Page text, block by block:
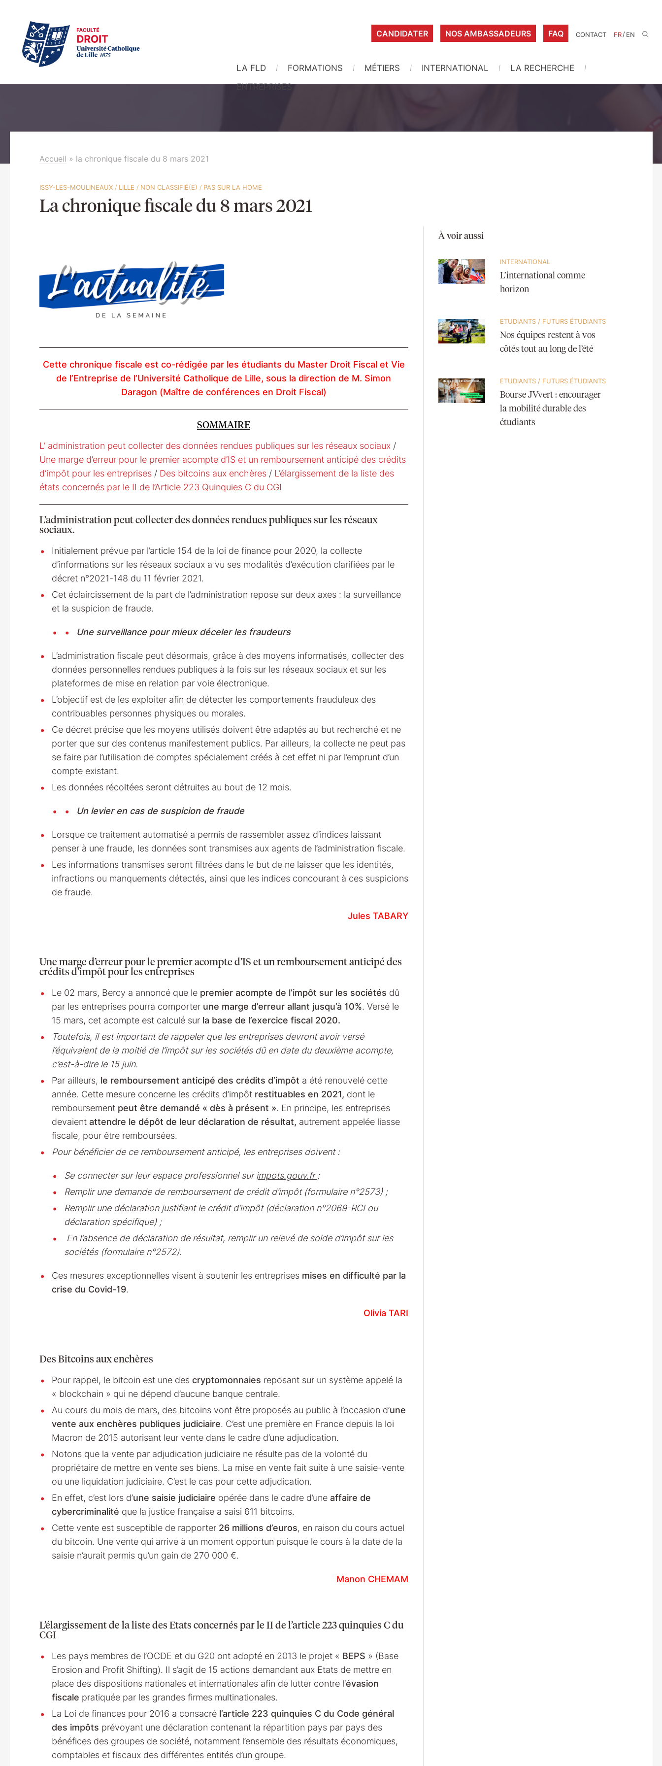
CANDIDATER NOS AMBASSADEURS FAQ CONTACT FR/EN
LA FLD FORMATIONS MÉTIERS INTERNATIONAL
LA RECHERCHE
ENTREPRISES
Accueil » la chronique fiscale du 8 mars 2021
ISSY-LES-MOULINEAUX/ LILLE / NON CLASSIFIÉ(E) / PAS SUR LA HOME
La chronique fiscale du 8 mars 2021
Cette chronique fiscale est co-rédigée par les étudiants du Master Droit Fiscal et Vie
de l’Entreprise de l’Université Catholique de Lille, sous la direction de M. Simon
Daragon (Maître de conférences en Droit Fiscal)
SOMMAIRE
L’ administration peut collecter des données rendues publiques sur les réseaux sociaux/
Une marge d’erreur pour le premier acompte d’IS et un remboursement anticipé des crédits
d’impôt pour les entreprises/ Des bitcoins aux enchères/ L’élargissement de la liste des
états concernés par le II de l’Article 223 Quinquies C du CGI
L’administration peut collecter des données rendues publiques sur les réseaux
sociaux.
Initialement prévue par l’article 154 de la loi de finance pour 2020, la collecte
d’informations sur les réseaux sociaux a vu ses modalités d’exécution clarifiées par le
décret n°2021-148 du 11 février 2021.
Cet éclaircissement de la part de l’administration repose sur deux axes : la surveillance
et la suspicion de fraude.
Une surveillance pour mieux déceler les fraudeurs
L’administration fiscale peut désormais, grâce à des moyens informatisés, collecter des
données personnelles rendues publiques à la fois sur les réseaux sociaux et sur les
plateformes de mise en relation par voie électronique.
L’objectif est de les exploiter afin de détecter les comportements frauduleux des
contribuables personnes physiques ou morales.
Ce décret précise que les moyens utilisés doivent être adaptés au but recherché et ne
porter que sur des contenus manifestement publics. Par ailleurs, la collecte ne peut pas
se faire par l’utilisation de comptes spécialement créés à cet effet ni par l’emprunt d’un
compte existant.
Les données récoltées seront détruites au bout de 12 mois.
Un levier en cas de suspicion de fraude
Lorsque ce traitement automatisé a permis de rassembler assez d’indices laissant
penser à une fraude, les données sont transmises aux agents de l’administration fiscale.
Les informations transmises seront filtrées dans le but de ne laisser que les identités,
infractions ou manquements détectés, ainsi que les indices concourant à ces suspicions
de fraude.
Jules TABARY
Une marge d’erreur pour le premier acompte d’IS et un remboursement anticipé des
crédits d’impôt pour les entreprises
Le 02 mars, Bercy a annoncé que le premier acompte de l’impôt sur les sociétés dû
par les entreprises pourra comporter une marge d’erreur allant jusqu’à 10%. Versé le
15 mars, cet acompte est calculé sur la base de l’exercice fiscal 2020.
Toutefois, il est important de rappeler que les entreprises devront avoir versé
l’équivalent de la moitié de l’impôt sur les sociétés dû en date du deuxième acompte,
c’est-à-dire le 15 juin.
Par ailleurs, le remboursement anticipé des crédits d’impôt a été renouvelé cette
année. Cette mesure concerne les crédits d’impôt restituables en 2021, dont le
remboursement peut être demandé « dès à présent ». En principe, les entreprises
devaient attendre le dépôt de leur déclaration de résultat, autrement appelée liasse
fiscale, pour être remboursées.
Pour bénéficier de ce remboursement anticipé, les entreprises doivent :
Se connecter sur leur espace professionnel sur impots.gouv.fr;
Remplir une demande de remboursement de crédit d’impôt (formulaire n°2573) ;
Remplir une déclaration justifiant le crédit d’impôt (déclaration n°2069-RCI ou
déclaration spécifique) ;
En l’absence de déclaration de résultat, remplir un relevé de solde d’impôt sur les
sociétés (formulaire n°2572).
Ces mesures exceptionnelles visent à soutenir les entreprises mises en difficulté par la
crise du Covid-19.
Olivia TARI
Des Bitcoins aux enchères
Pour rappel, le bitcoin est une descryptomonnaies reposant sur un système appelé la
« blockchain » qui ne dépend d’aucune banque centrale.
Au cours du mois de mars, des bitcoins vont être proposés au public à l’occasion d’une
vente aux enchères publiques judiciaire. C’est une première en France depuis la loi
Macron de 2015 autorisant leur vente dans le cadre d’une adjudication.
Notons que la vente par adjudication judiciaire ne résulte pas de la volonté du
propriétaire de mettre en vente ses biens. La mise en vente fait suite à une saisie-vente
ou une liquidation judiciaire. C’est le cas pour cette adjudication.
En effet, c’est lors d’une saisie judiciaire opérée dans le cadre d’une affaire de
cybercriminalité que la justice française a saisi 611 bitcoins.
Cette vente est susceptible de rapporter 26 millions d’euros, en raison du cours actuel
du bitcoin. Une vente qui arrive à un moment opportun puisque le cours à la date de la
saisie n’aurait permis qu’un gain de 270 000 €.
Manon CHEMAM
L’élargissement de la liste des Etats concernés par le II de l’article 223 quinquies C du
CGI
Les pays membres de l’OCDE et du G20 ont adopté en 2013 le projet « BEPS » (Base
Erosion and Profit Shifting). Il s’agit de 15 actions demandant aux Etats de mettre en
place des dispositions nationales et internationales afin de lutter contre l’évasion
fiscale pratiquée par les grandes firmes multinationales.
La Loi de finances pour 2016 a consacrél’article 223 quinquies C du Code général
des impôts prévoyant une déclaration contenant la répartition pays par pays des
bénéfices des groupes de société, notamment l’ensemble des résultats économiques,
comptables et fiscaux des différentes entités d’un groupe.
À voir aussi
INTERNATIONAL
L’international comme
horizon
ETUDIANTS/ FUTURS ÉTUDIANTS
Nos équipes restent à vos
côtés tout au long de l’été
ETUDIANTS/ FUTURS ÉTUDIANTS
Bourse JVvert : encourager
la mobilité durable des
étudiants